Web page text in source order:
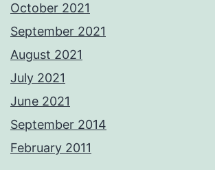
October 2021
September 2021
August 2021
July 2021
June 2021
September 2014
February 2011